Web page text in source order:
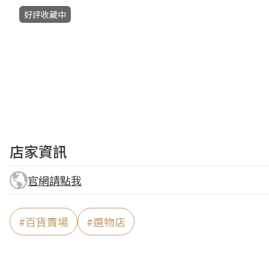
好評收藏中
店家資訊
官網請點我
#百貨賣場 #選物店